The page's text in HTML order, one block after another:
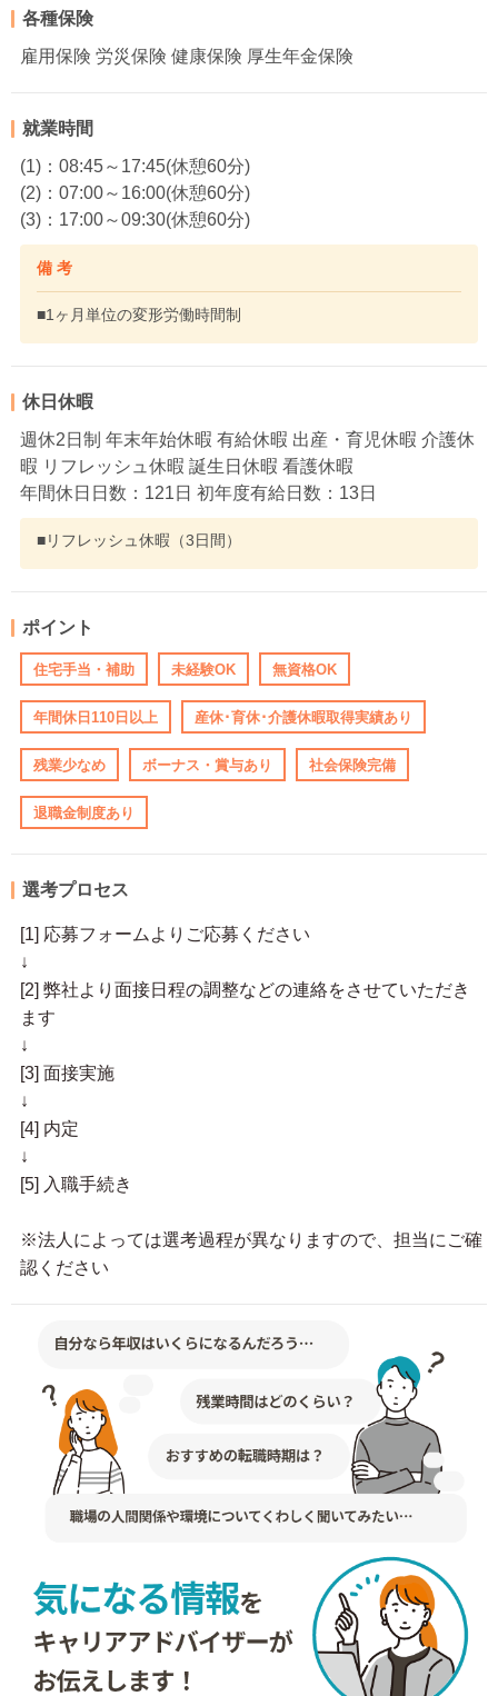
各種保険
雇用保険 労災保険 健康保険 厚生年金保険
就業時間
(1)：08:45～17:45(休憩60分)
(2)：07:00～16:00(休憩60分)
(3)：17:00～09:30(休憩60分)
備 考
■1ヶ月単位の変形労働時間制
休日休暇
週休2日制 年末年始休暇 有給休暇 出産・育児休暇 介護休
暇 リフレッシュ休暇 誕生日休暇 看護休暇
年間休日日数：121日 初年度有給日数：13日
■リフレッシュ休暇（3日間）
ポイント
住宅手当・補助 未経験OK 無資格OK
年間休日110日以上 産休･育休･介護休暇取得実績あり
残業少なめ ボーナス・賞与あり 社会保険完備
退職金制度あり
選考プロセス
[1] 応募フォームよりご応募ください
↓
[2] 弊社より面接日程の調整などの連絡をさせていただき
ます
↓
[3] 面接実施
↓
[4] 内定
↓
[5] 入職手続き
※法人によっては選考過程が異なりますので、担当にご確
認ください